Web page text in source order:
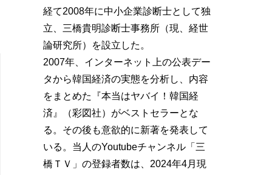
経て2008年に中小企業診断士として独
立、三橋貴明診断士事務所（現、経世
論研究所）を設立した。
2007年、インターネット上の公表デー
タから韓国経済の実態を分析し、内容
をまとめた『本当はヤバイ！韓国経
済』（彩図社）がベストセラーとな
る。その後も意欲的に新著を発表して
いる。当人のYoutubeチャンネル「三
橋ＴＶ」の登録者数は、2024年4月現